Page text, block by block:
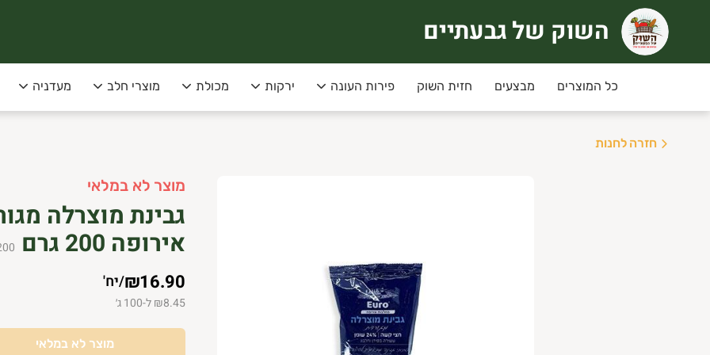
השוק של גבעתיים
ניתן להצטרף/לחדש חברות למועדון באיזור האישי.
השוק של גבעתיים
כל המוצרים מבצעים חזית השוק פירות העונה ירקות מכולת מוצרי חלב מעדניה
חזרה לחנות
מוצר לא במלאי
גבינת מוצרלה
אירופה 200 גרם
₪16.90
/יח'
₪8.45 ל-100 ג׳
מוצר לא במלאי